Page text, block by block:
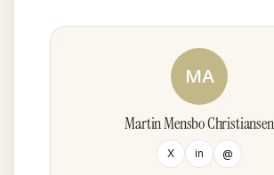
MA
Martin Mensbo Christiansen
X in @